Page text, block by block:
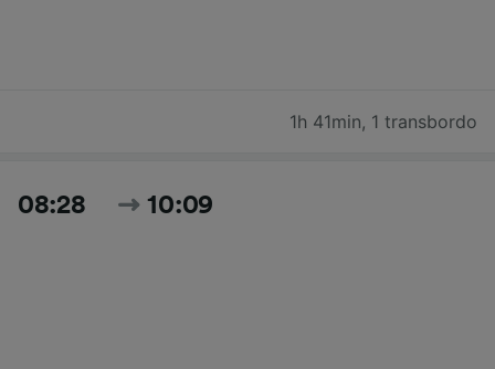
1h 41min, 1 transbordo
08:28 10:09